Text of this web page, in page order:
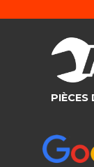
PIÈCES